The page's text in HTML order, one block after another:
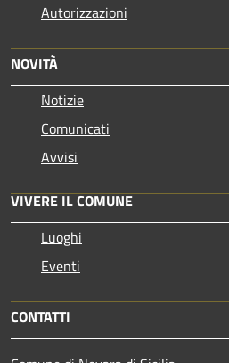
Autorizzazioni
NOVITÀ
Notizie
Comunicati
Avvisi
VIVERE IL COMUNE
Luoghi
Eventi
CONTATTI